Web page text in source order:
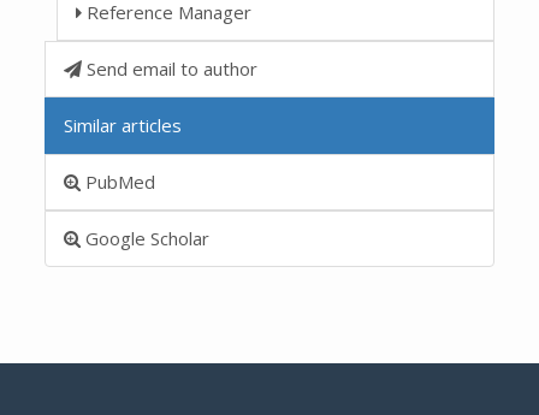
Reference Manager
Send email to author
Similar articles
PubMed
Google Scholar